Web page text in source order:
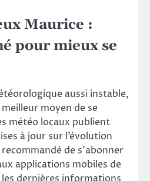
Maurice :
pour mieux se
aussi instable,
moyen de se
météo locaux publient
à jour sur l’évolution
de s’abonner
applications mobiles de